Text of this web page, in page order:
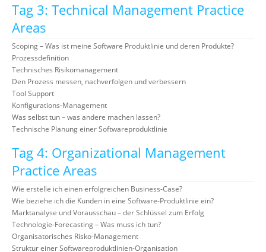
Tag 3: Technical Management Practice
Areas
Scoping – Was ist meine Software Produktlinie und deren Produkte?
Prozessdefinition
Technisches Risikomanagement
Den Prozess messen, nachverfolgen und verbessern
Tool Support
Konfigurations-Management
Was selbst tun – was andere machen lassen?
Technische Planung einer Softwareproduktlinie
Tag 4: Organizational Management
Practice Areas
Wie erstelle ich einen erfolgreichen Business-Case?
Wie beziehe ich die Kunden in eine Software-Produktlinie ein?
Marktanalyse und Vorausschau – der Schlüssel zum Erfolg
Technologie-Forecasting – Was muss ich tun?
Organisatorisches Risko-Management
Struktur einer Softwareproduktlinien-Organisation